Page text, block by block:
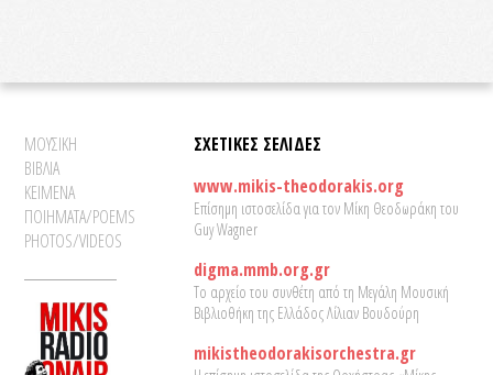
ΜΟΥΣΙΚΗ
ΒΙΒΛΙΑ
ΚΕΙΜΕΝΑ
ΠΟΙΗΜΑΤΑ/POEMS
PHOTOS/VIDEOS
ΣΧΕΤΙΚΕΣ ΣΕΛΙΔΕΣ
www.mikis-theodorakis.org
Επίσημη ιστοσελίδα για τον Μίκη Θεοδωράκη του
Guy Wagner
digma.mmb.org.gr
Το αρχείο του συνθέτη από τη Μεγάλη Μουσική
Βιβλιοθήκη της Ελλάδος Λίλιαν Βουδούρη
mikistheodorakisorchestra.gr